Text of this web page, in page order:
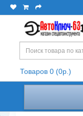
Товаров 0 (0р.)